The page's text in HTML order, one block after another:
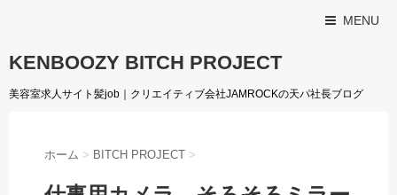
MENU
KENBOOZY BITCH PROJECT
美容室求人サイト髪job｜クリエイティブ会社JAMROCKの天パ社長ブログ
ホーム > BITCH PROJECT >